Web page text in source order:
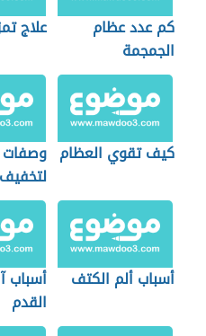
كم عدد عظام
الجمجمة
علاج
كيف تقوي العظام وصفات
العظام
أسباب ألم الكتف
أسباب
القدم